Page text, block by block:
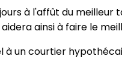
à l'affût du meilleur
ainsi à faire le
à un courtier